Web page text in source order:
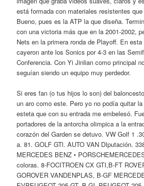
está formada con materiales resistentes
Bueno, pues es la ATP la que diseña.
con una victoria más que en la 2001-2002,
Nets en la primera ronda de Playoff. En
cayeron ante los Sonics por 4-3 en las
Conferencia. Con Yi Jinlian como principal
seguían siendo un equipo muy perdedor.
Si eres fan (o tus hijos lo son) del
un aro como este. Pero yo no podía quitar
esteta que con su entrada me embelesó.
portadores de la antorcha olimpica a la
corazón del Garden se detuvo. VW Golf 1
a. 81. GOLF GTl. AUTO VAN DIputación.
MERCEDES BENZ •
coloras. 8-FOCITROEN CX GTI,B-FT
GOROVER VANDENPLAS, B-GF